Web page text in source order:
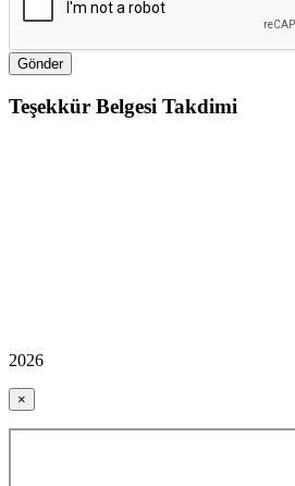
Teşekkür Belgesi Takdimi
2026
×